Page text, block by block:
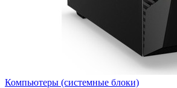
Компьютеры (системные блоки)